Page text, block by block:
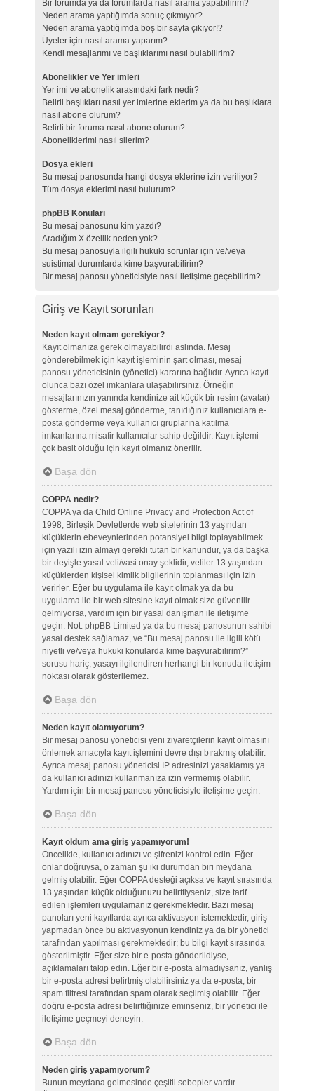
Bir forumda ya da forumlarda nasıl arama yapabilirim?
Neden arama yaptığımda sonuç çıkmıyor?
Neden arama yaptığımda boş bir sayfa çıkıyor!?
Üyeler için nasıl arama yaparım?
Kendi mesajlarımı ve başlıklarımı nasıl bulabilirim?
Abonelikler ve Yer imleri
Yer imi ve abonelik arasındaki fark nedir?
Belirli başlıkları nasıl yer imlerine eklerim ya da bu başlıklara
nasıl abone olurum?
Belirli bir foruma nasıl abone olurum?
Aboneliklerimi nasıl silerim?
Dosya ekleri
Bu mesaj panosunda hangi dosya eklerine izin veriliyor?
Tüm dosya eklerimi nasıl bulurum?
phpBB Konuları
Bu mesaj panosunu kim yazdı?
Aradığım X özellik neden yok?
Bu mesaj panosuyla ilgili hukuki sorunlar için ve/veya
suistimal durumlarda kime başvurabilirim?
Bir mesaj panosu yöneticisiyle nasıl iletişime geçebilirim?
Giriş ve Kayıt sorunları
Neden kayıt olmam gerekiyor?
Kayıt olmanıza gerek olmayabilirdi aslında. Mesaj
gönderebilmek için kayıt işleminin şart olması, mesaj
panosu yöneticisinin (yönetici) kararına bağlıdır. Ayrıca kayıt
olunca bazı özel imkanlara ulaşabilirsiniz. Örneğin
mesajlarınızın yanında kendinize ait küçük bir resim (avatar)
gösterme, özel mesaj gönderme, tanıdığınız kullanıcılara e-
posta gönderme veya kullanıcı gruplarına katılma
imkanlarına misafir kullanıcılar sahip değildir. Kayıt işlemi
çok basit olduğu için kayıt olmanız önerilir.
Başa dön
COPPA nedir?
COPPA ya da Child Online Privacy and Protection Act of
1998, Birleşik Devletlerde web sitelerinin 13 yaşından
küçüklerin ebeveynlerinden potansiyel bilgi toplayabilmek
için yazılı izin almayı gerekli tutan bir kanundur, ya da başka
bir deyişle yasal veli/vasi onay şeklidir, veliler 13 yaşından
küçüklerden kişisel kimlik bilgilerinin toplanması için izin
verirler. Eğer bu uygulama ile kayıt olmak ya da bu
uygulama ile bir web sitesine kayıt olmak size güvenilir
gelmiyorsa, yardım için bir yasal danışman ile iletişime
geçin. Not: phpBB Limited ya da bu mesaj panosunun sahibi
yasal destek sağlamaz, ve “Bu mesaj panosu ile ilgili kötü
niyetli ve/veya hukuki konularda kime başvurabilirim?”
sorusu hariç, yasayı ilgilendiren herhangi bir konuda iletişim
noktası olarak gösterilemez.
Başa dön
Neden kayıt olamıyorum?
Bir mesaj panosu yöneticisi yeni ziyaretçilerin kayıt olmasını
önlemek amacıyla kayıt işlemini devre dışı bırakmış olabilir.
Ayrıca mesaj panosu yöneticisi IP adresinizi yasaklamış ya
da kullanıcı adınızı kullanmanıza izin vermemiş olabilir.
Yardım için bir mesaj panosu yöneticisiyle iletişime geçin.
Başa dön
Kayıt oldum ama giriş yapamıyorum!
Öncelikle, kullanıcı adınızı ve şifrenizi kontrol edin. Eğer
onlar doğruysa, o zaman şu iki durumdan biri meydana
gelmiş olabilir. Eğer COPPA desteği açıksa ve kayıt sırasında
13 yaşından küçük olduğunuzu belirttiyseniz, size tarif
edilen işlemleri uygulamanız gerekmektedir. Bazı mesaj
panoları yeni kayıtlarda ayrıca aktivasyon istemektedir, giriş
yapmadan önce bu aktivasyonun kendiniz ya da bir yönetici
tarafından yapılması gerekmektedir; bu bilgi kayıt sırasında
gösterilmiştir. Eğer size bir e-posta gönderildiyse,
açıklamaları takip edin. Eğer bir e-posta almadıysanız, yanlış
bir e-posta adresi belirtmiş olabilirsiniz ya da e-posta, bir
spam filtresi tarafından spam olarak seçilmiş olabilir. Eğer
doğru e-posta adresi belirttiğinize eminseniz, bir yönetici ile
iletişime geçmeyi deneyin.
Başa dön
Neden giriş yapamıyorum?
Bunun meydana gelmesinde çeşitli sebepler vardır.